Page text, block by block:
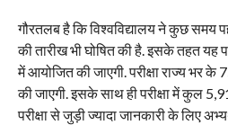
गौरतलब है कि विश्वविद्यालय ने कुछ समय
की तारीख भी घोषित की है. इसके तहत यह
में आयोजित की जाएगी. परीक्षा राज्य भर
की जाएगी. इसके साथ ही परीक्षा में कुल
परीक्षा से जुड़ी ज्यादा जानकारी के लिए